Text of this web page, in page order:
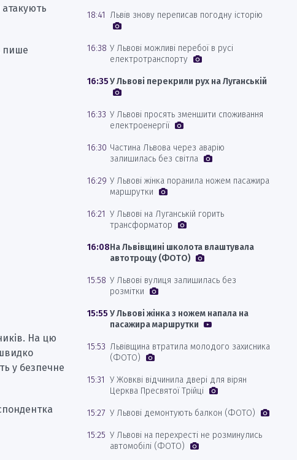
пише
На цю
у безпечне
18:41 Львів знову переписав погодну історію
16:38 У Львові можливі перебої в русі
електротранспорту
16:35У Львові перекрили рух на Луганській
16:33 У Львові просять зменшити споживання
електроенергії
16:30 Частина Львова через аварію
залишилась без світла
16:29 У Львові жінка поранила ножем пасажира
маршрутки
16:21 У Львові на Луганській горить
трансформатор
16:08На Львівщині школота влаштувала
автотрощу (ФОТО)
15:58 У Львові вулиця залишилась без
розмітки
15:55 У Львові жінка з ножем напала на
пасажира маршрутки
15:53 Львівщина втратила молодого захисника
(ФОТО)
15:31 У Жовкві відчинила двері для вірян
Церква Пресвятої Трійці
15:27 У Львові демонтують балкон (ФОТО)
15:25 У Львові на перехресті не розминулись
автомобілі (ФОТО)